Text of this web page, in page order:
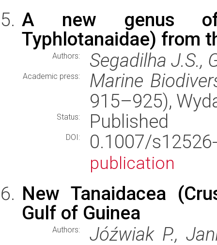
A new genus of
Typhlotanaidae) from
Authors: Segadilha J.S.,
Academic press:
Marine
915–925),
Status: Published
DOI: 0.1007/
publication
New Tanaidacea
Gulf of Guinea
Authors:
Jóźwiak P.,